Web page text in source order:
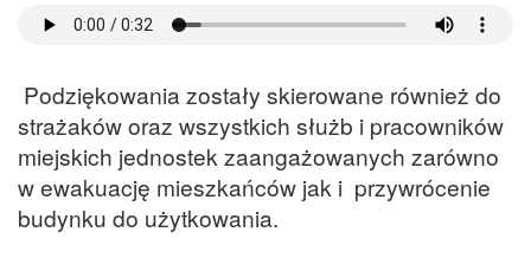
Podziękowania zostały skierowane również do
strażaków oraz wszystkich służb i pracowników
miejskich jednostek zaangażowanych zarówno
w ewakuację mieszkańców jak i przywrócenie
budynku do użytkowania.